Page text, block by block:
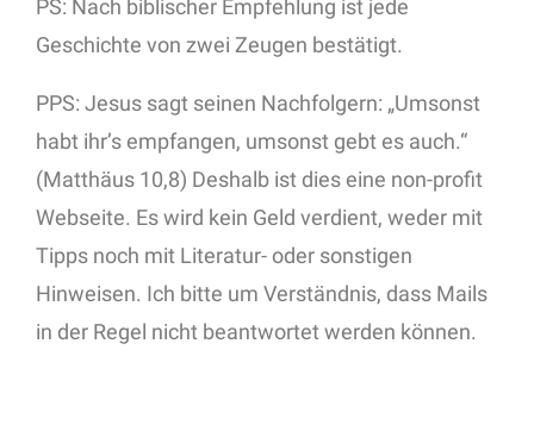
PS: Nach biblischer Empfehlung ist jede
Geschichte von zwei Zeugen bestätigt.
PPS: Jesus sagt seinen Nachfolgern: „Umsonst
habt ihr’s empfangen, umsonst gebt es auch.“
(Matthäus 10,8) Deshalb ist dies eine non-profit
Webseite. Es wird kein Geld verdient, weder mit
Tipps noch mit Literatur- oder sonstigen
Hinweisen. Ich bitte um Verständnis, dass Mails
in der Regel nicht beantwortet werden können.